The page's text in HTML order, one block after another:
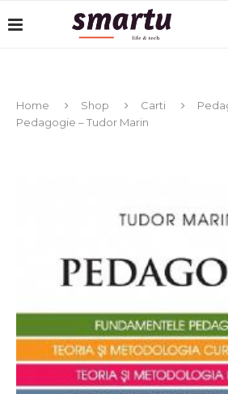
Home Shop Carti
Pedagogie – Tudor Marin